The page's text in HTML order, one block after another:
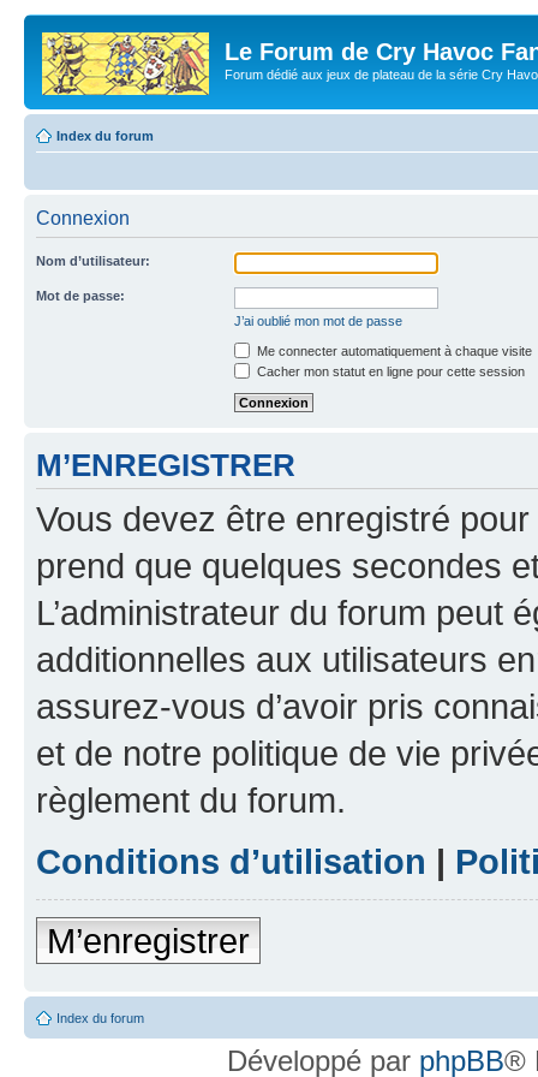
Le Forum de Cry Havoc
Forum dédié aux jeux de plateau de la série Cry
Index du forum
Connexion
Nom d’utilisateur:
Mot de passe:
J’ai oublié mon mot de passe
Me connecter automatiquement à chaque visite
Cacher mon statut en ligne pour cette session
M’ENREGISTRER
Vous devez être enregistré
prend que quelques secondes
L’administrateur du forum peut
additionnelles aux utilisateurs
assurez-vous d’avoir pris
et de notre politique de vie
règlement du forum.
Conditions d’utilisation |
M’enregistrer
Index du forum
Développé par phpBB®